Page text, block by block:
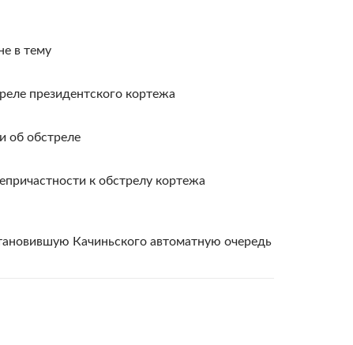
в тему
президентского кортежа
об обстреле
к обстрелу кортежа
Качиньского автоматную очередь